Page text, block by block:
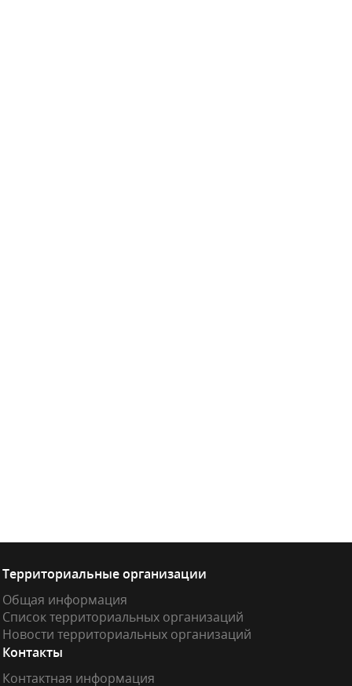
Территориальные организации
Общая информация
Список территориальных организаций
Новости территориальных организаций
Контакты
Контактная информация